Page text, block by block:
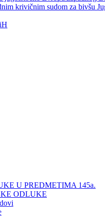
krivičnim sudom za bivšu
U PREDMETIMA 145a.
ODLUKE